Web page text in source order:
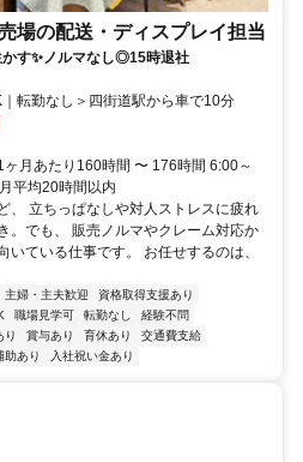
場の配送・ディスプレイ担当
す✨ノルマなし◎15時退社
転勤なし＞四街道駅から車で10分
月あたり160時間 〜 176時間 6:00～
平均20時間以内
、 立ちっぱなしや対人ストレスに疲れ
。でも、 販売ノルマやクレーム対応か
いている仕事です。 お任せするのは、
主婦・主夫歓迎
資格取得支援あり
職場見学可 転勤なし
経験不問
り 賞与あり 育休あり
交通費支給
助あり 入社祝い金あり